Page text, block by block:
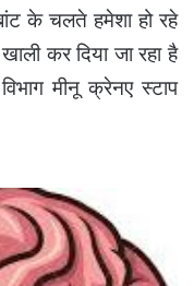
के चलते हमेशा हो रहे
कर दिया जा रहा है
मीनू क्रेनए स्टाप